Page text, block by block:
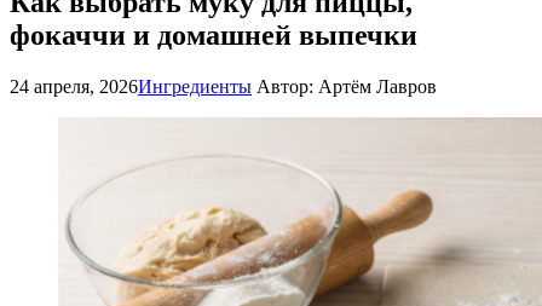
фокаччи и домашней выпечки
24 апреля, 2026Ингредиенты Автор: Артём Лавров